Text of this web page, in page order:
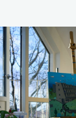
bíðum spennt!